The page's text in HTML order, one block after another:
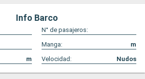
Info Barco
N° de pasajeros:
Manga:
m
m Velocidad: Nudos